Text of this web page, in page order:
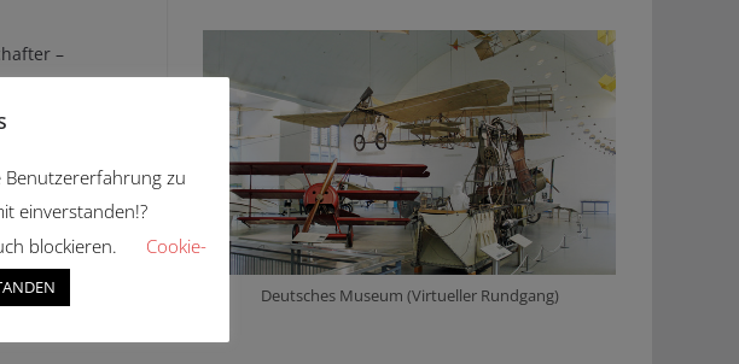
–
Alltag.
Deutsches Museum (Virtueller Rundgang)
Benutzererfahrung zu
einverstanden!?
blockieren.
Cookie-